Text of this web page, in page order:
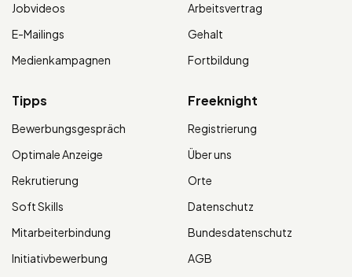
Jobvideos
E-Mailings
Medienkampagnen
Arbeitsvertrag
Gehalt
Fortbildung
Tipps
Bewerbungsgespräch
Optimale Anzeige
Rekrutierung
Soft Skills
Mitarbeiterbindung
Initiativbewerbung
Freeknight
Registrierung
Über uns
Orte
Datenschutz
Bundesdatenschutz
AGB